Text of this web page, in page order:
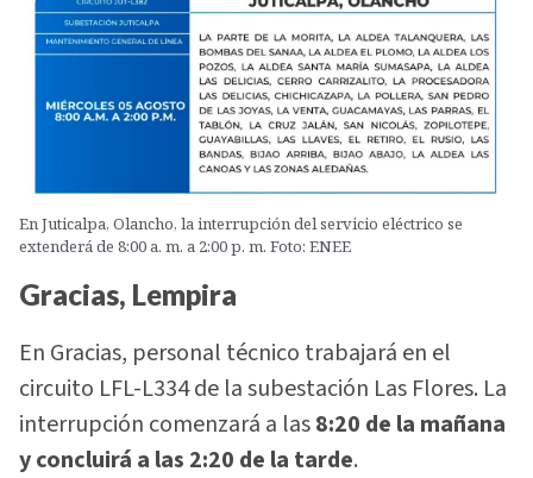
En Juticalpa, Olancho, la interrupción del servicio eléctrico se
extenderá de 8:00 a. m. a 2:00 p. m. Foto: ENEE
Gracias, Lempira
En Gracias, personal técnico trabajará en el
circuito LFL-L334 de la subestación Las Flores. La
interrupción comenzará a las8:20 de la mañana
y concluirá a las 2:20 de la tarde.